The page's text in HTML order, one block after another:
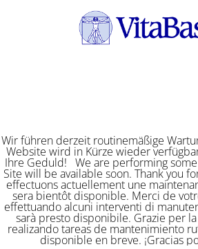
Wir führen derzeit routinemäßige
Website wird in Kürze wieder
Ihre Geduld! We are performing some
Site will be available soon. Thank you
effectuons actuellement une
sera bientôt disponible. Merci de
effettuando alcuni interventi di
sarà presto disponibile. Grazie per la
realizando tareas de mantenimiento
disponible en breve. ¡Gracias